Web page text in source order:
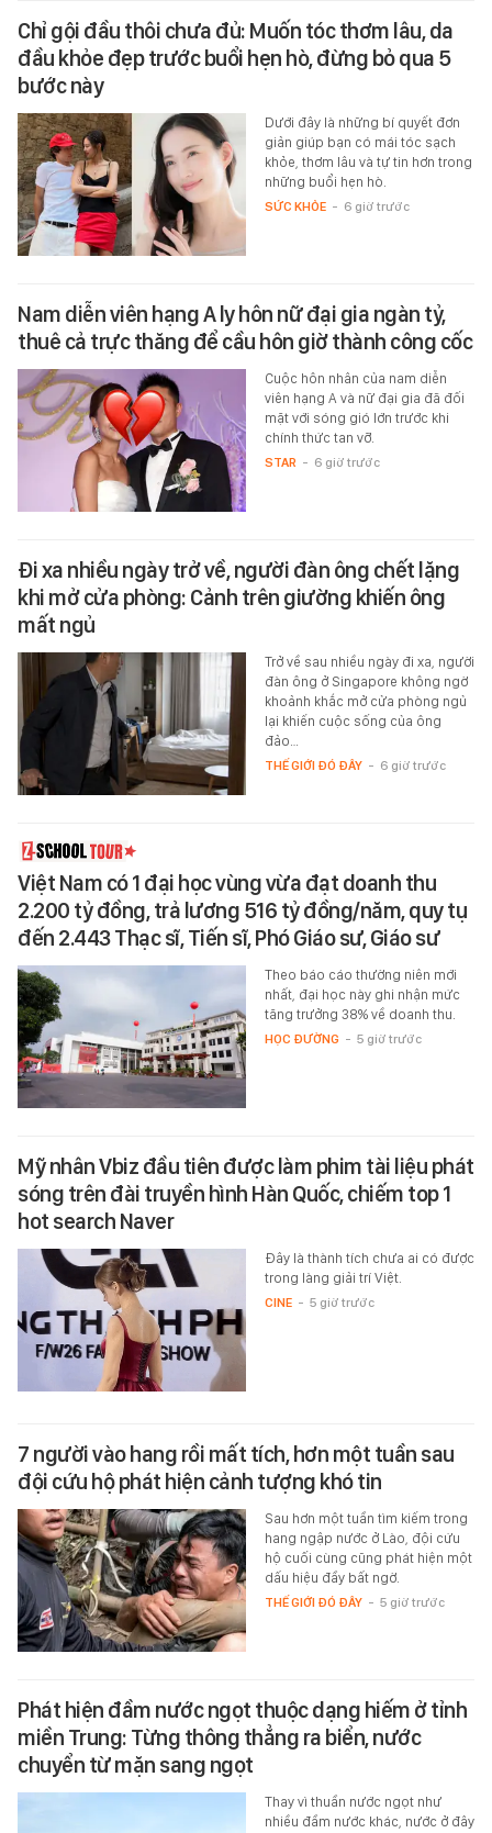
Chỉ gội đầu thôi chưa đủ: Muốn tóc thơm lâu, da
đầu khỏe đẹp trước buổi hẹn hò, đừng bỏ qua 5
bước này
Dưới đây là những bí quyết đơn
giản giúp bạn có mái tóc sạch
khỏe, thơm lâu và tự tin hơn trong
những buổi hẹn hò.
SỨC KHỎE - 6 giờ trước
Nam diễn viên hạng A ly hôn nữ đại gia ngàn tỷ,
thuê cả trực thăng để cầu hôn giờ thành công cốc
Cuộc hôn nhân của nam diễn
viên hạng A và nữ đại gia đã đối
mặt với sóng gió lớn trước khi
chính thức tan vỡ.
STAR - 6 giờ trước
Đi xa nhiều ngày trở về, người đàn ông chết lặng
khi mở cửa phòng: Cảnh trên giường khiến ông
mất ngủ
Trở về sau nhiều ngày đi xa, người
đàn ông ở Singapore không ngờ
khoảnh khắc mở cửa phòng ngủ
lại khiến cuộc sống của ông
đảo…
THẾ GIỚI ĐÓ ĐÂY - 6 giờ trước
Việt Nam có 1 đại học vùng vừa đạt doanh thu
2.200 tỷ đồng, trả lương 516 tỷ đồng/năm, quy tụ
đến 2.443 Thạc sĩ, Tiến sĩ, Phó Giáo sư, Giáo sư
Theo báo cáo thường niên mới
nhất, đại học này ghi nhận mức
tăng trưởng 38% về doanh thu.
HỌC ĐƯỜNG - 5 giờ trước
Mỹ nhân Vbiz đầu tiên được làm phim tài liệu phát
sóng trên đài truyền hình Hàn Quốc, chiếm top 1
hot search Naver
Đây là thành tích chưa ai có được
trong làng giải trí Việt.
CINE - 5 giờ trước
7 người vào hang rồi mất tích, hơn một tuần sau
đội cứu hộ phát hiện cảnh tượng khó tin
Sau hơn một tuần tìm kiếm trong
hang ngập nước ở Lào, đội cứu
hộ cuối cùng cũng phát hiện một
dấu hiệu đầy bất ngờ.
THẾ GIỚI ĐÓ ĐÂY - 5 giờ trước
Phát hiện đầm nước ngọt thuộc dạng hiếm ở tỉnh
miền Trung: Từng thông thẳng ra biển, nước
chuyển từ mặn sang ngọt
Thay vì thuần nước ngọt như
nhiều đầm nước khác, nước ở đây